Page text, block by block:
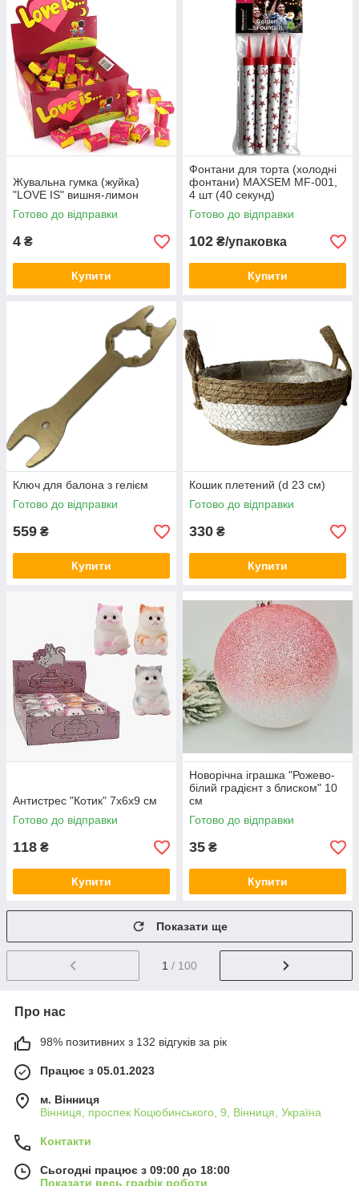
Жувальна гумка (жуйка)
"LOVE IS" вишня-лимон
Готово до відправки
4 ₴
Купити
Фонтани для торта (холодні
фонтани) MAXSEM MF-001,
4 шт (40 секунд)
Готово до відправки
102 ₴/упаковка
Купити
Ключ для балона з гелієм
Готово до відправки
559 ₴
Купити
Кошик плетений (d 23 см)
Готово до відправки
330 ₴
Купити
Антистрес "Котик" 7х6х9 см
Готово до відправки
118 ₴
Купити
Новорічна іграшка "Рожево-
білий градієнт з блиском" 10
см
Готово до відправки
35 ₴
Купити
Показати ще
1 / 100
Про нас
98% позитивних з 132 відгуків за рік
Працює з 05.01.2023
м. Вінниця
Вінниця, проспек Коцюбинського, 9, Вінниця, Україна
Контакти
Сьогодні працює з 09:00 до 18:00
Показати весь графік роботи